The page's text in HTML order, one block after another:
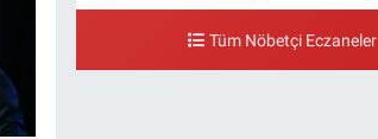
Tüm Nöbetçi Eczaneler